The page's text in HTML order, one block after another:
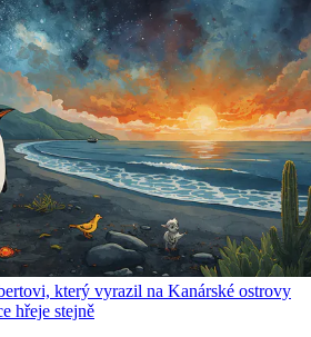
který vyrazil na Kanárské ostrovy
hřeje stejně